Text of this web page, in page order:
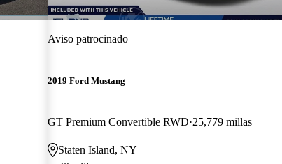
Aviso patrocinado
2019 Ford Mustang
GT Premium Convertible RWD 25,779 millas
Staten Island, NY